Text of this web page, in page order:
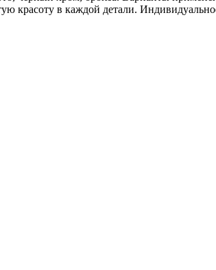
красоту в каждой детали.